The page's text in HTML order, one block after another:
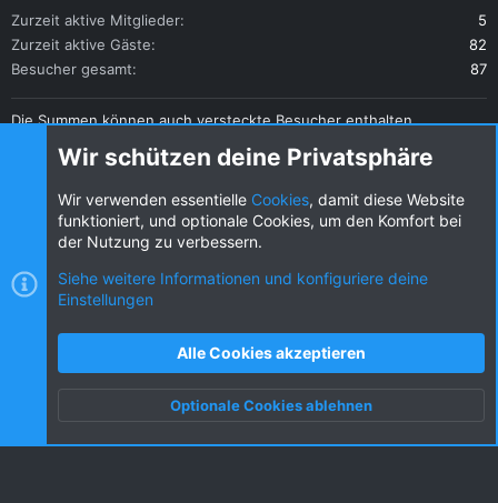
Zurzeit aktive Mitglieder
5
Zurzeit aktive Gäste
82
Besucher gesamt
87
Die Summen können auch versteckte Besucher enthalten.
Diese Seite teilen
Nutzungsbedingungen
Datenschutz
S
Oben Unten
Wir schützen deine Privatsphäre
Wir verwenden essentielle Cookies, damit diese Website
funktioniert, und optionale Cookies, um den Komfort bei
der Nutzung zu verbessern.
Siehe weitere Informationen und konfiguriere deine
Einstellungen
Alle Cookies akzeptieren
Optionale Cookies ablehnen